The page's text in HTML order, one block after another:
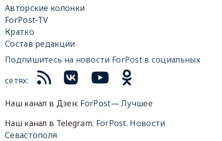
Авторские колонки
ForPost-TV
Кратко
Состав редакции
Подпишитесь на новости ForPost в социальных
сетях:
Наш канал в Дзен: ForPost— Лучшее
Наш канал в Telegram: ForPost. Новости
Севастополя